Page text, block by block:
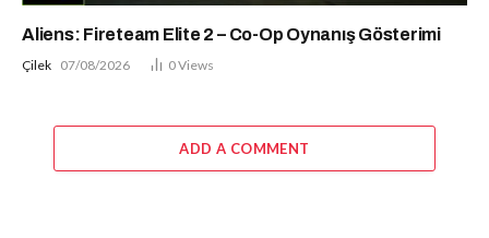
Aliens: Fireteam Elite 2 – Co-Op Oynanış Gösterimi
Çilek 07/08/2026 0Views
ADD A COMMENT